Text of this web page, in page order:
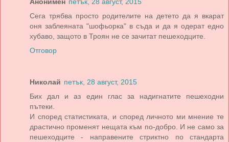
Сега трябва просто родителите на детето да я вкарат
оня заблеяната "шофьорка" в съда и да я одерат едно
хубаво, защото в Троян не се зачитат пешеходците.
Отговор
Николай петък, 28 август, 2015
Бих дал и аз един глас за надигнатите пешеходни
пътеки.
И според статистиката, и според личното ми мнение те
драстично променят нещата към по-добро. И не само за
пешеходците - направените стриктно по стандарта